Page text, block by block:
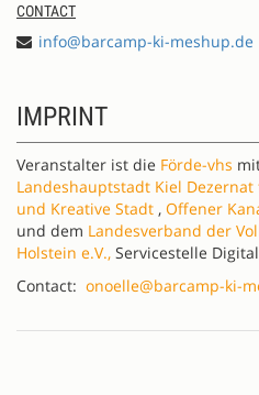
CONTACT
info@barcamp-ki-meshup.de
IMPRINT
Veranstalter ist die Förde-vhs
Landeshauptstadt Kiel
und Kreative Stadt , Offener
und dem Landesverband der
Holstein e.V., Servicestelle
Contact: onoelle@barcamp-ki-